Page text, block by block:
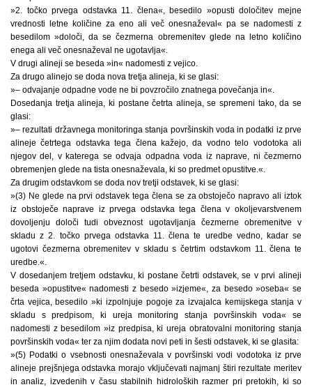
»2. točko prvega odstavka 11. člena«, besedilo »opusti določitev mejne
vrednosti letne količine za eno ali več onesnaževal« pa se nadomesti z
besedilom »določi, da se čezmerna obremenitev glede na letno količino
enega ali več onesnaževal ne ugotavlja«.
V drugi alineji se beseda »in« nadomesti z vejico.
Za drugo alinejo se doda nova tretja alineja, ki se glasi:
»– odvajanje odpadne vode ne bi povzročilo znatnega povečanja in«.
Dosedanja tretja alineja, ki postane četrta alineja, se spremeni tako, da se
glasi:
»– rezultati državnega monitoringa stanja površinskih voda in podatki iz prve
alineje četrtega odstavka tega člena kažejo, da vodno telo vodotoka ali
njegov del, v katerega se odvaja odpadna voda iz naprave, ni čezmerno
obremenjen glede na tista onesnaževala, ki so predmet opustitve.«.
Za drugim odstavkom se doda nov tretji odstavek, ki se glasi:
»(3) Ne glede na prvi odstavek tega člena se za obstoječo napravo ali iztok
iz obstoječe naprave iz prvega odstavka tega člena v okoljevarstvenem
dovoljenju določi tudi obveznost ugotavljanja čezmerne obremenitve v
skladu z 2. točko prvega odstavka 11. člena te uredbe vedno, kadar se
ugotovi čezmerna obremenitev v skladu s četrtim odstavkom 11. člena te
uredbe.«.
V dosedanjem tretjem odstavku, ki postane četrti odstavek, se v prvi alineji
beseda »opustitve« nadomesti z besedo »izjeme«, za besedo »oseba« se
črta vejica, besedilo »ki izpolnjuje pogoje za izvajalca kemijskega stanja v
skladu s predpisom, ki ureja monitoring stanja površinskih voda« se
nadomesti z besedilom »iz predpisa, ki ureja obratovalni monitoring stanja
površinskih voda« ter za njim dodata novi peti in šesti odstavek, ki se glasita:
»(5) Podatki o vsebnosti onesnaževala v površinski vodi vodotoka iz prve
alineje prejšnjega odstavka morajo vključevati najmanj štiri rezultate meritev
in analiz, izvedenih v času stabilnih hidroloških razmer pri pretokih, ki so